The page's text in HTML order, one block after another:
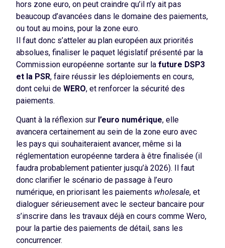
hors zone euro, on peut craindre qu’il n’y ait pas
beaucoup d’avancées dans le domaine des paiements,
ou tout au moins, pour la zone euro.
Il faut donc s’atteler au plan européen aux priorités
absolues, finaliser le paquet législatif présenté par la
Commission européenne sortante sur lafuture DSP3
et la PSR, faire réussir les déploiements en cours,
dont celui deWERO, et renforcer la sécurité des
paiements.
Quant à la réflexion sur l’euro numérique, elle
avancera certainement au sein de la zone euro avec
les pays qui souhaiteraient avancer, même si la
réglementation européenne tardera à être finalisée (il
faudra probablement patienter jusqu’à 2026). Il faut
donc clarifier le scénario de passage à l’euro
numérique, en priorisant les paiements wholesale, et
dialoguer sérieusement avec le secteur bancaire pour
s’inscrire dans les travaux déjà en cours comme Wero,
pour la partie des paiements de détail, sans les
concurrencer.